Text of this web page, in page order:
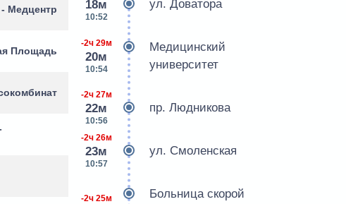
Медцентр
Площадь
18м
10:52
ул. Доватора
-2ч 29м
20м
10:54
Медицинский
университет
-2ч 27м
22м
10:56
пр. Людникова
-2ч 26м
23м
10:57
ул. Смоленская
-2ч 25м
Больница скорой